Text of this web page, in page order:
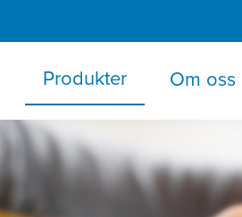
Produkter Om oss